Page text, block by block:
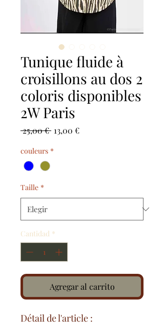
Tunique fluide à
croisillons au dos 2
coloris disponibles
2W Paris
25,00 € Precio
13,00 €Precio
couleurs *
Taille *
Cantidad *
Agregar al carrito
Détail de l'article :